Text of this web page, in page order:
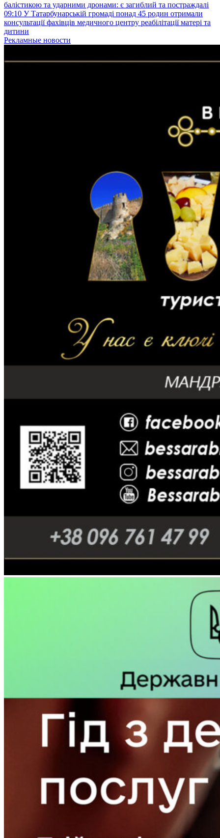
балістикою та ударними дронами: є загиблий та постраждалі
09:10 У Татарбунарській громаді понад 45 родин отримали
консультації фахівців медичного центру реабілітації матері та
дитини
Рекламные новости